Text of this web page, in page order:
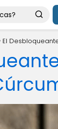
El